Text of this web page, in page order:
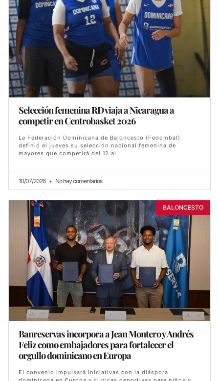
Selección femenina RD viaja a Nicaragua a
competir en Centrobasket 2026
La Federación Dominicana de Baloncesto (Fedombal)
definió el jueves su selección nacional femenina de
mayores que competirá del 12 al
10/07/2026 No hay comentarios
BALONCESTO
Banreservas incorpora a Jean Montero y Andrés
Feliz como embajadores para fortalecer el
orgullo dominicano en Europa
El convenio impulsará iniciativas con la diáspora